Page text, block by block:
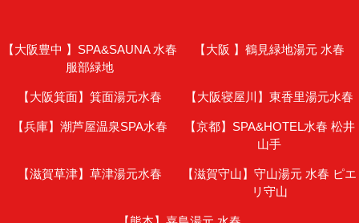
【大阪豊中 】 SPA&SAUNA 水春
服部緑地
【大阪 】 鶴見緑地湯元 水春
【大阪箕面】 箕面湯元水春 【大阪寝屋川】 東香里湯元水春
【兵庫】 潮芦屋温泉SPA水春 【京都】 SPA&HOTEL水春 松井
山手
【滋賀草津】 草津湯元水春 【滋賀守山】 守山湯元 水春 ピエ
リ守山